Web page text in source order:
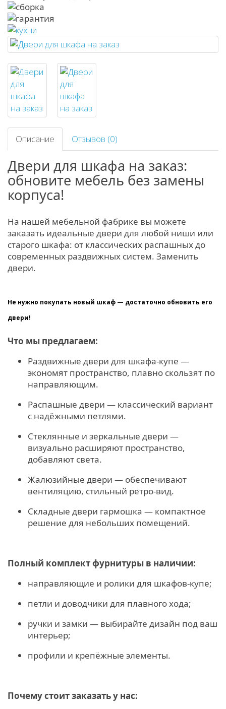
Описание Отзывов (0)
Двери для шкафа на заказ:
обновите мебель без замены
корпуса!
На нашей мебельной фабрике вы можете
заказать идеальные двери для любой ниши или
старого шкафа: от классических распашных до
современных раздвижных систем. Заменить
двери.
Не нужно покупать новый шкаф — достаточно обновить его
двери!
Что мы предлагаем:
Раздвижные двери для шкафа‑купе —
экономят пространство, плавно скользят по
направляющим.
Распашные двери — классический вариант
с надёжными петлями.
Стеклянные и зеркальные двери —
визуально расширяют пространство,
добавляют света.
Жалюзийные двери — обеспечивают
вентиляцию, стильный ретро‑вид.
Складные двери гармошка — компактное
решение для небольших помещений.
Полный комплект фурнитуры в наличии:
направляющие и ролики для шкафов‑купе;
петли и доводчики для плавного хода;
ручки и замки — выбирайте дизайн под ваш
интерьер;
профили и крепёжные элементы.
Почему стоит заказать у нас: